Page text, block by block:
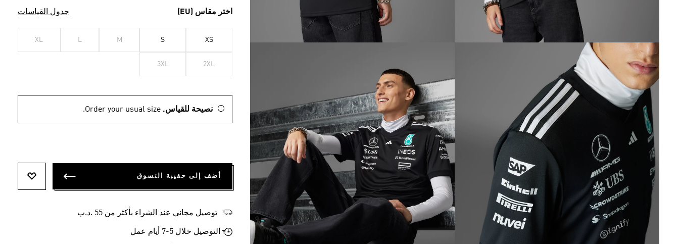
اختر مقاس (EU) جدول القياسات
XS
S
M
L
XL
2XL
3XL
نصيحة للقياس.Order your usual size.
أضف إلى حقيبة التسوق
توصيل مجاني عند الشراء بأكثر من 55 .د.ب‎
التوصيل خلال 5-7 أيام عمل